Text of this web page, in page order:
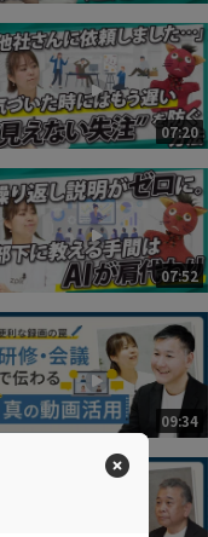
07:20
07:52
09:34